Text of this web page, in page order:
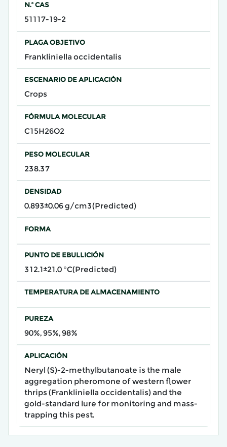
N.º CAS
51117-19-2
PLAGA OBJETIVO
Frankliniella occidentalis
ESCENARIO DE APLICACIÓN
Crops
FÓRMULA MOLECULAR
C15H26O2
PESO MOLECULAR
238.37
DENSIDAD
0.893±0.06 g/cm3(Predicted)
FORMA
PUNTO DE EBULLICIÓN
312.1±21.0 °C(Predicted)
TEMPERATURA DE ALMACENAMIENTO
PUREZA
90%, 95%, 98%
APLICACIÓN
Neryl (S)-2-methylbutanoate is the male
aggregation pheromone of western flower
thrips (Frankliniella occidentalis) and the
gold-standard lure for monitoring and mass-
trapping this pest.